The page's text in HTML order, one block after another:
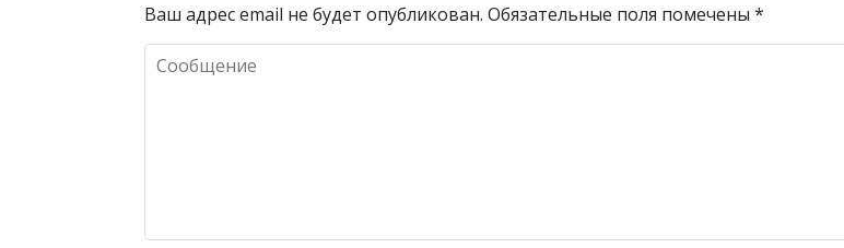
Ваш адрес email не будет опубликован. Обязательные поля помечены *